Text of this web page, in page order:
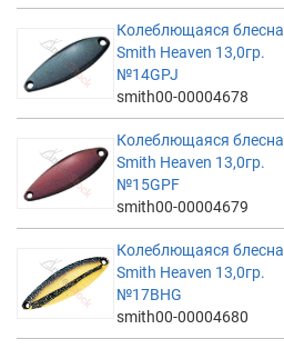
Колеблющаяся блесна
Smith Heaven 13,0гр.
№14GPJ
smith00-00004678
Колеблющаяся блесна
Smith Heaven 13,0гр.
№15GPF
smith00-00004679
Колеблющаяся блесна
Smith Heaven 13,0гр.
№17BHG
smith00-00004680